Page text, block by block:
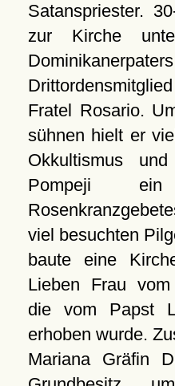
Satanspriester.
zur Kirche
Fratel Rosario.
sühnen hielt er
Okkultismus
Pompeji
viel besuchten
baute eine
Lieben Frau
die vom Papst
erhoben wurde.
Mariana Gräfin